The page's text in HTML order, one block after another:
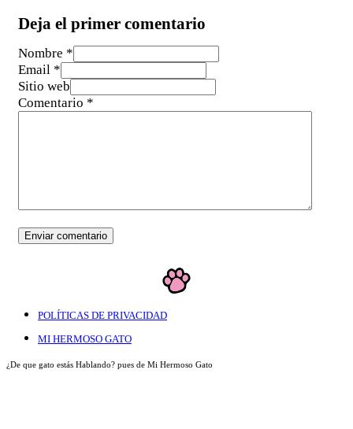
Deja el primer comentario
Nombre *
Email *
Sitio web
Comentario *
POLÍTICAS DE PRIVACIDAD
MI HERMOSO GATO
¿De que gato estás Hablando? pues de Mi Hermoso Gato